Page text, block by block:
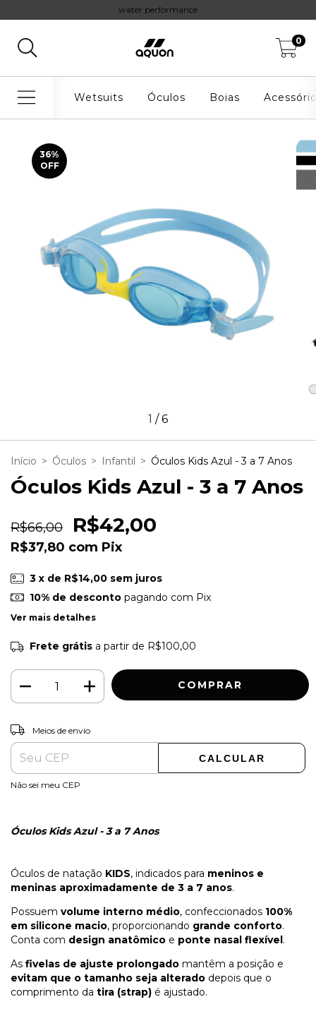
water performance
0
Wetsuits Óculos Boias
36%
OFF
1 /6
Início > Óculos > Infantil > Óculos Kids Azul - 3 a 7 Anos
Óculos Kids Azul - 3 a 7 Anos
R$66,00 R$42,00
R$37,80 com Pix
3 x de R$14,00 sem juros
10% de descontopagando com Pix
Ver mais detalhes
Frete grátis a partir de R$100,00
Entregas para o CEP:
Meios de envio
CALCULAR
Não sei meu CEP
Óculos Kids Azul - 3 a 7 Anos
Óculos de natação KIDS, indicados para meninos e
meninas aproximadamente de 3 a 7 anos.
Possuem volume interno médio, confeccionados 100%
em silicone macio, proporcionando grande conforto.
Conta com design anatômico e ponte nasal flexível .
As fivelas de ajuste prolongado mantêm a posição e
evitam que o tamanho seja alterado depois que o
comprimento da tira (strap) é ajustado.